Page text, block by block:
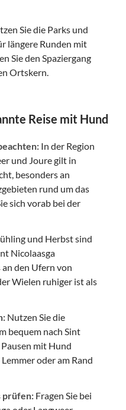
Sie die Parks und
längere Runden mit
Sie den Spaziergang
Ortskern.
Reise mit Hund
In der Region
und Joure gilt in
besonders an
rund um das
sich vorab bei der
und Herbst sind
Nicolaasga
an den Ufern von
Wielen ruhiger ist als
Nutzen Sie die
bequem nach Sint
mit Hund
oder am Rand
prüfen: Fragen Sie bei